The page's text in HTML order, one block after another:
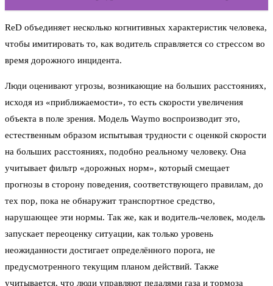
ReD объединяет несколько когнитивных характеристик человека,
чтобы имитировать то, как водитель справляется со стрессом во
время дорожного инцидента.
Люди оценивают угрозы, возникающие на больших расстояниях,
исходя из «приближаемости», то есть скорости увеличения
объекта в поле зрения. Модель Waymo воспроизводит это,
естественным образом испытывая трудности с оценкой скорости
на больших расстояниях, подобно реальному человеку. Она
учитывает фильтр «дорожных норм», который смещает
прогнозы в сторону поведения, соответствующего правилам, до
тех пор, пока не обнаружит транспортное средство,
нарушающее эти нормы. Так же, как и водитель-человек, модель
запускает переоценку ситуации, как только уровень
неожиданности достигает определённого порога, не
предусмотренного текущим планом действий. Также
учитывается, что люди управляют педалями газа и тормоза